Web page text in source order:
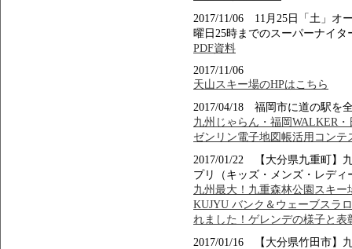
2017/11/06 11月25日「土」オ
曜日25時までのスーパーナイ
PDF資料
2017/11/06
天山スキー場のHPはこちら
2017/04/18 福岡市に道の駅を
九州じゃらん・福岡WALKER
ゼンリン電子地図帳活用コン
2017/01/22 【大分県九重町】
プリ（キッズ・メンズ・レデ
九州最大！九重森林公園スキー
KUJYU バンク＆ウェーブスラ
れました！ゲレンデの様子と
2017/01/16 【大分県竹田市】